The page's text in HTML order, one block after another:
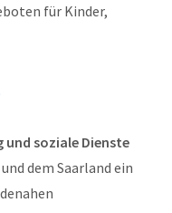
für Kinder,
und soziale Dienste
dem Saarland ein